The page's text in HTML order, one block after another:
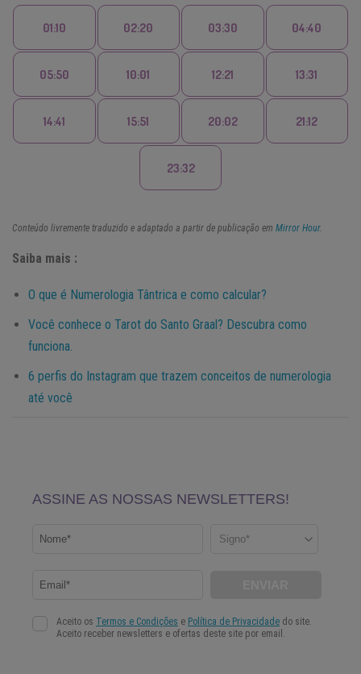
01:10 02:20 03:30 04:40
05:50 10:01 12:21 13:31
14:41 15:51 20:02 21:12
23:32
Conteúdo livremente traduzido e adaptado a partir de publicação em Mirror Hour.
Saiba mais :
O que é Numerologia Tântrica e como calcular?
Você conhece o Tarot do Santo Graal? Descubra como
funciona.
6 perfis do Instagram que trazem conceitos de numerologia
até você